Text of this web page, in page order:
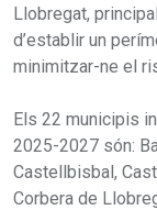
Llobregat,
d’establir un
minimitzar-ne el
Els 22 municipis
2025-2027 són:
Castellbisbal,
Corbera de